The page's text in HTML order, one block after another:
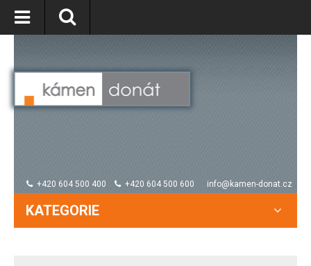
+420 604 500 400 +420 604 500 600 info@kamen-donat.cz
KATEGORIE